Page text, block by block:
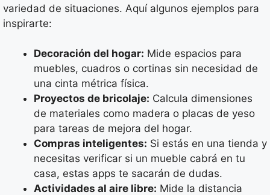
variedad de situaciones. Aquí algunos ejemplos para
inspirarte:
Decoración del hogar: Mide espacios para
muebles, cuadros o cortinas sin necesidad de
una cinta métrica física.
Proyectos de bricolaje: Calcula dimensiones
de materiales como madera o placas de yeso
para tareas de mejora del hogar.
Compras inteligentes: Si estás en una tienda y
necesitas verificar si un mueble cabrá en tu
casa, estas apps te sacarán de dudas.
Actividades al aire libre: Mide la distancia